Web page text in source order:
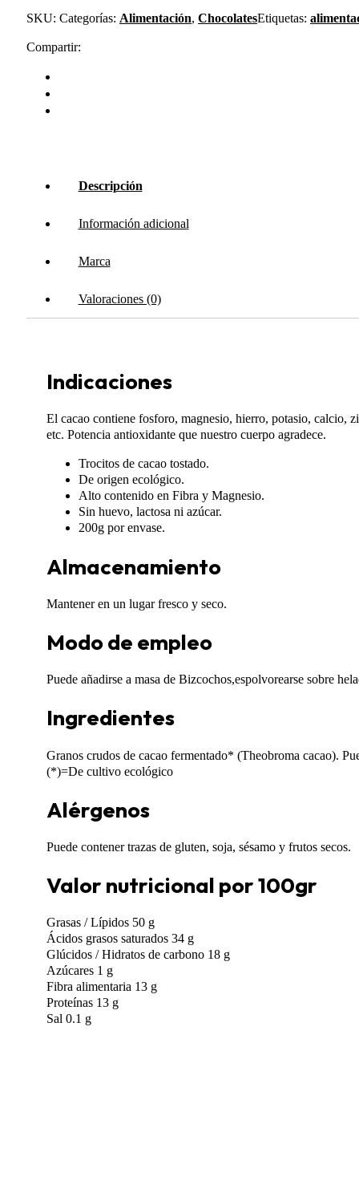
SKU: Categorías: Alimentación, ChocolatesEtiquetas:
Compartir:
Descripción
Información adicional
Marca
Valoraciones (0)
Indicaciones
El cacao contiene fosforo, magnesio, hierro, potasio, calcio,
etc. Potencia antioxidante que nuestro cuerpo agradece.
Trocitos de cacao tostado.
De origen ecológico.
Alto contenido en Fibra y Magnesio.
Sin huevo, lactosa ni azúcar.
200g por envase.
Almacenamiento
Mantener en un lugar fresco y seco.
Modo de empleo
Puede añadirse a masa de Bizcochos,espolvorearse sobre
Ingredientes
Granos crudos de cacao fermentado* (Theobroma cacao).
(*)=De cultivo ecológico
Alérgenos
Puede contener trazas de gluten, soja, sésamo y frutos secos.
Valor nutricional por 100gr
Grasas / Lípidos 50 g
Ácidos grasos saturados 34 g
Glúcidos / Hidratos de carbono 18 g
Azúcares 1 g
Fibra alimentaria 13 g
Proteínas 13 g
Sal 0.1 g